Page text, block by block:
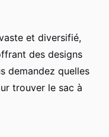
et diversifié,
des designs
demandez quelles
trouver le sac à